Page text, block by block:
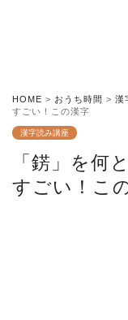
HOME > おうち時間 > 漢
すごい！この漢字
漢字読み講座
「錺」を何
すごい！こ